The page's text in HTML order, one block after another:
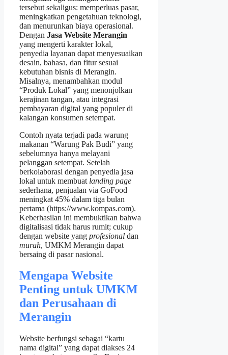
tersebut sekaligus: memperluas pasar,
meningkatkan pengetahuan teknologi,
dan menurunkan biaya operasional.
Dengan Jasa Website Merangin
yang mengerti karakter lokal,
penyedia layanan dapat menyesuaikan
desain, bahasa, dan fitur sesuai
kebutuhan bisnis di Merangin.
Misalnya, menambahkan modul
“Produk Lokal” yang menonjolkan
kerajinan tangan, atau integrasi
pembayaran digital yang populer di
kalangan konsumen setempat.
Contoh nyata terjadi pada warung
makanan “Warung Pak Budi” yang
sebelumnya hanya melayani
pelanggan setempat. Setelah
berkolaborasi dengan penyedia jasa
lokal untuk membuat landing page
sederhana, penjualan via GoFood
meningkat 45% dalam tiga bulan
pertama (https://www.kompas.com).
Keberhasilan ini membuktikan bahwa
digitalisasi tidak harus rumit; cukup
dengan website yang profesional dan
murah, UMKM Merangin dapat
bersaing di pasar nasional.
Mengapa Website
Penting untuk UMKM
dan Perusahaan di
Merangin
Website berfungsi sebagai “kartu
nama digital” yang dapat diakses 24